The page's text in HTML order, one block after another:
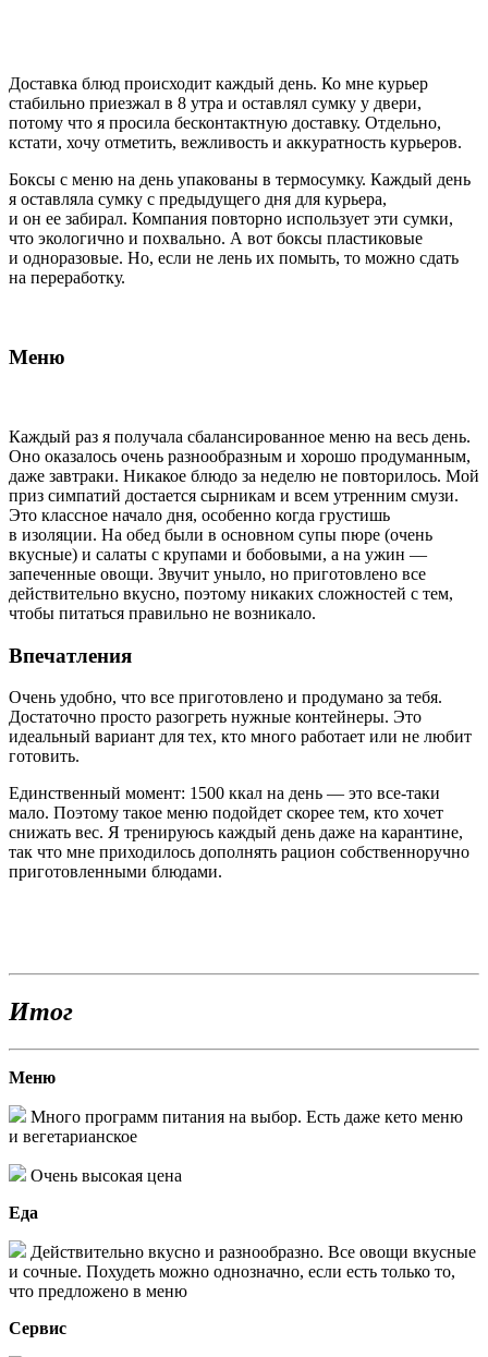
Доставка блюд происходит каждый день. Ко мне курьер
стабильно приезжал в 8 утра и оставлял сумку у двери,
потому что я просила бесконтактную доставку. Отдельно,
кстати, хочу отметить, вежливость и аккуратность курьеров.
Боксы с меню на день упакованы в термосумку. Каждый день
я оставляла сумку с предыдущего дня для курьера,
и он ее забирал. Компания повторно использует эти сумки,
что экологично и похвально. А вот боксы пластиковые
и одноразовые. Но, если не лень их помыть, то можно сдать
на переработку.
Меню
Каждый раз я получала сбалансированное меню на весь день.
Оно оказалось очень разнообразным и хорошо продуманным,
даже завтраки. Никакое блюдо за неделю не повторилось. Мой
приз симпатий достается сырникам и всем утренним смузи.
Это классное начало дня, особенно когда грустишь
в изоляции. На обед были в основном супы пюре (очень
вкусные) и салаты с крупами и бобовыми, а на ужин —
запеченные овощи. Звучит уныло, но приготовлено все
действительно вкусно, поэтому никаких сложностей с тем,
чтобы питаться правильно не возникало.
Впечатления
Очень удобно, что все приготовлено и продумано за тебя.
Достаточно просто разогреть нужные контейнеры. Это
идеальный вариант для тех, кто много работает или не любит
готовить.
Единственный момент: 1500 ккал на день — это все-таки
мало. Поэтому такое меню подойдет скорее тем, кто хочет
снижать вес. Я тренируюсь каждый день даже на карантине,
так что мне приходилось дополнять рацион собственноручно
приготовленными блюдами.
Итог
Меню
Много программ питания на выбор. Есть даже кето меню
и вегетарианское
Очень высокая цена
Еда
Действительно вкусно и разнообразно. Все овощи вкусные
и сочные. Похудеть можно однозначно, если есть только то,
что предложено в меню
Сервис